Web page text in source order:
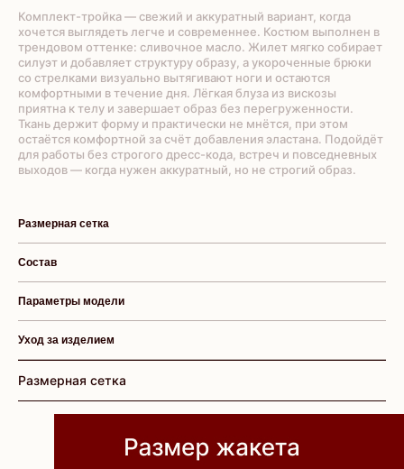
Комплект-тройка — свежий и аккуратный вариант, когда
хочется выглядеть легче и современнее. Костюм выполнен в
трендовом оттенке: сливочное масло. Жилет мягко собирает
силуэт и добавляет структуру образу, а укороченные брюки
со стрелками визуально вытягивают ноги и остаются
комфортными в течение дня. Лёгкая блуза из вискозы
приятна к телу и завершает образ без перегруженности.
Ткань держит форму и практически не мнётся, при этом
остаётся комфортной за счёт добавления эластана. Подойдёт
для работы без строгого дресс-кода, встреч и повседневных
выходов — когда нужен аккуратный, но не строгий образ.
Размерная сетка
Состав
Параметры модели
Уход за изделием
Размерная сетка